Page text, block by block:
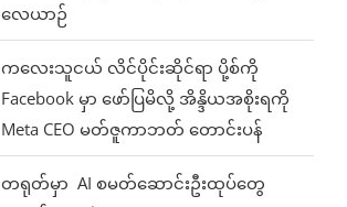
လေယာဉ်
ကလေးသူငယ် လိင်ပိုင်းဆိုင်ရာ ပို့စ်ကို
Facebook မှာ ဖော်ပြမိလို့ အိန္ဒိယအစိုးရကို
Meta CEO မတ်ဇူကာဘတ် တောင်းပန်
တရုတ်မှာ AI စမတ်ဆောင်းဦးထုပ်တွေ